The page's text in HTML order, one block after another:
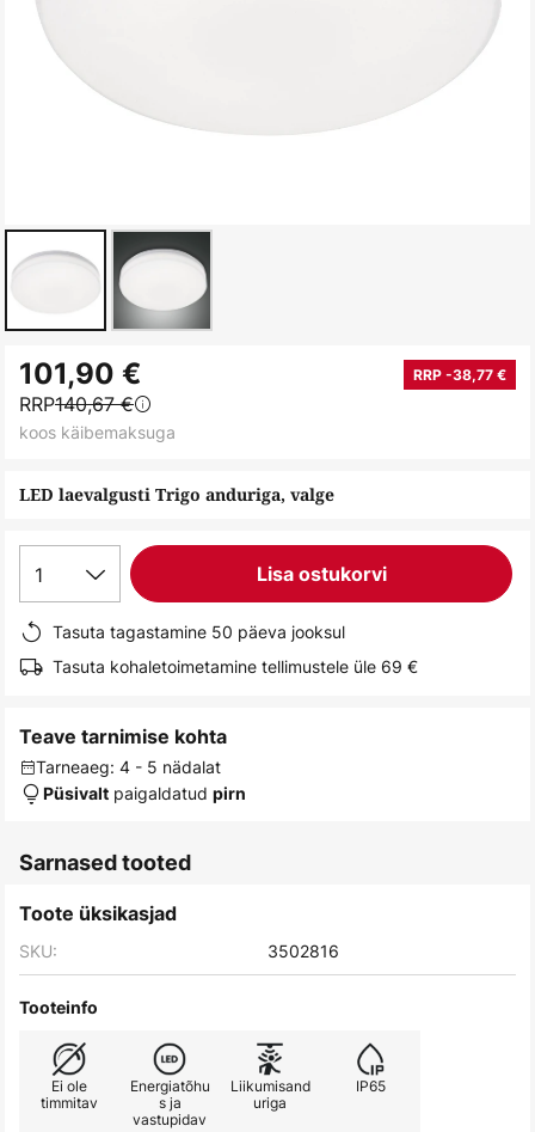
to
the
beginning
the
LED laevalgusti Trigo anduriga, valge
101,90 € RRP -38,77 €
RRP140,67 €
koos käibemaksuga
1 Lisa ostukorvi
Tasuta tagastamine 50 päeva jooksul
Tasuta kohaletoimetamine tellimustele üle 69 €
Teave tarnimise kohta
Tarneaeg: 4 - 5 nädalat
Püsivalt paigaldatud pirn
Sarnased tooted
Toote üksikasjad
SKU: 3502816
Tooteinfo
Ei ole
timmitav
Energiatõhu
s ja
vastupidav
Liikumisand
uriga
IP65